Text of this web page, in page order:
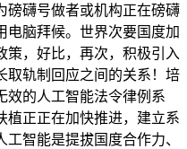
磅礴号做者或机构正在磅礴
电脑拜候。世界次要国度加
策，好比，再次，积极引入
取轨制回应之间的关系！培
效的人工智能法令律例系
植正正在加快推进，建立系
智能是提拔国度合作力、